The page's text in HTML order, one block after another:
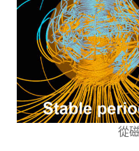
從